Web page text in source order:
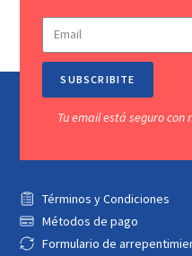
SUBSCRIBITE
Tu email está seguro con
Términos y Condiciones
Métodos de pago
Formulario de